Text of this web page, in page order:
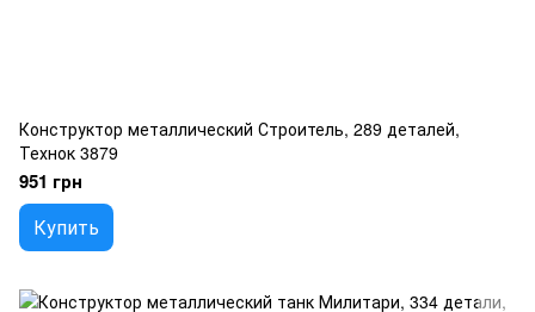
Конструктор металлический Строитель, 289 деталей,
Технок 3879
951 грн
Купить